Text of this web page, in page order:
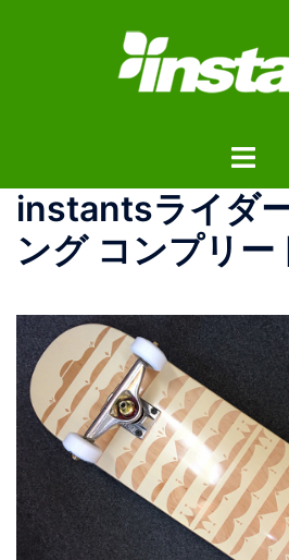
ス
ト
ル
メ
ー
instantsライダ
ング コンプリー